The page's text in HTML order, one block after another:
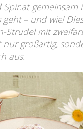
Spinat gemeinsam
geht – und wie!
Strudel mit
nur großartig,
aus.